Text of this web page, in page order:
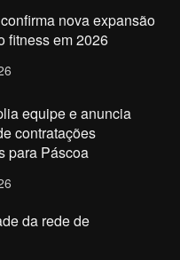
nova expansão
fitness em 2026
equipe e anuncia
contratações
para Páscoa
da rede de